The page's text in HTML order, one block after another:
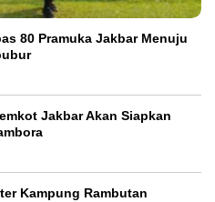
80 Pramuka Jakbar Menuju
Jakbar Akan Siapkan
Kampung Rambutan